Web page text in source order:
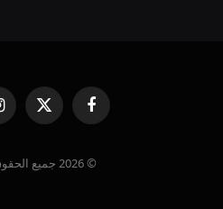
فيسبوك
X
(Twitter)
© 2026 جميع الحقوق محفوظة.